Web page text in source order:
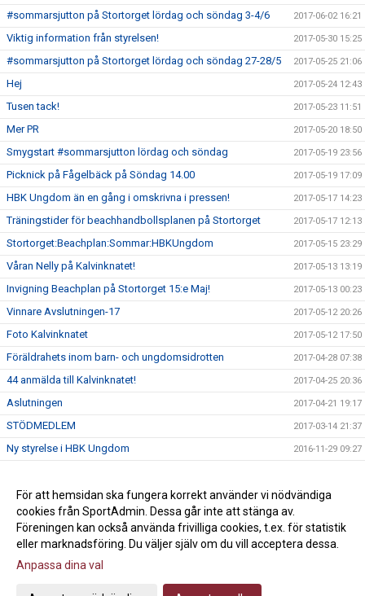
#sommarsjutton på Stortorget lördag och söndag 3-4/6 2017-06-02 16:21
Viktig information från styrelsen! 2017-05-30 15:25
#sommarsjutton på Stortorget lördag och söndag 27-28/5 2017-05-25 21:06
Hej 2017-05-24 12:43
Tusen tack! 2017-05-23 11:51
Mer PR 2017-05-20 18:50
Smygstart #sommarsjutton lördag och söndag 2017-05-19 23:56
Picknick på Fågelbäck på Söndag 14.00 2017-05-19 17:09
HBK Ungdom än en gång i omskrivna i pressen! 2017-05-17 14:23
Träningstider för beachhandbollsplanen på Stortorget 2017-05-17 12:13
Stortorget:Beachplan:Sommar:HBKUngdom 2017-05-15 23:29
Våran Nelly på Kalvinknatet! 2017-05-13 13:19
Invigning Beachplan på Stortorget 15:e Maj! 2017-05-13 00:23
Vinnare Avslutningen-17 2017-05-12 20:26
Foto Kalvinknatet 2017-05-12 17:50
Föräldrahets inom barn- och ungdomsidrotten 2017-04-28 07:38
44 anmälda till Kalvinknatet! 2017-04-25 20:36
Aslutningen 2017-04-21 19:17
STÖDMEDLEM 2017-03-14 21:37
Ny styrelse i HBK Ungdom 2016-11-29 09:27
Serieförslag 2016-06-01 16:39
Stängt 2016-05-11 11:00
Gå till Webbversion
För att hemsidan ska fungera korrekt använder vi nödvändiga
cookies från SportAdmin. Dessa går inte att stänga av.
Föreningen kan också använda frivilliga cookies, t.ex. för statistik
eller marknadsföring. Du väljer själv om du vill acceptera dessa.
Anpassa dina val